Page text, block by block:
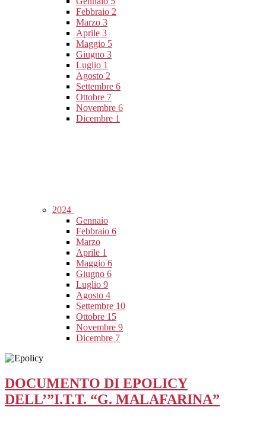
Febbraio 2
Marzo 3
Aprile 3
Maggio 5
Giugno 3
Luglio 1
Agosto 2
Settembre 6
Ottobre 7
Novembre 6
Dicembre 1
2024
Gennaio
Febbraio 6
Marzo
Aprile 1
Maggio 6
Giugno 6
Luglio 9
Agosto 4
Settembre 10
Ottobre 15
Novembre 9
Dicembre 7
DOCUMENTO DI EPOLICY
DELL’”I.T.T. “G. MALAFARINA”